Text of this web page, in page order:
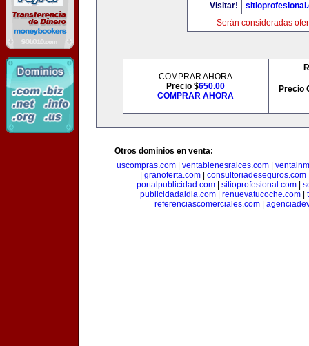
Visitar!
Serán consideradas
COMPRAR AHORA
Precio $650.00
COMPRAR AHORA
Precio
Otros dominios en venta:
uscompras.com| ventabienesraices.com|
granoferta.com| consultoriadeseguros.com
portalpublicidad.com
sitioprofesional.com
publicidadaldia.com| renuevatucoche.com|
referenciascomerciales.com